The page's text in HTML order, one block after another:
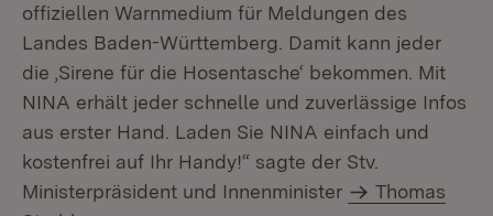
offiziellen Warnmedium für Meldungen des
Landes Baden-Württemberg. Damit kann jeder
die ‚Sirene für die Hosentasche‘ bekommen. Mit
NINA erhält jeder schnelle und zuverlässige Infos
aus erster Hand. Laden Sie NINA einfach und
kostenfrei auf Ihr Handy!“ sagte der Stv.
Ministerpräsident und Innenminister
Thomas